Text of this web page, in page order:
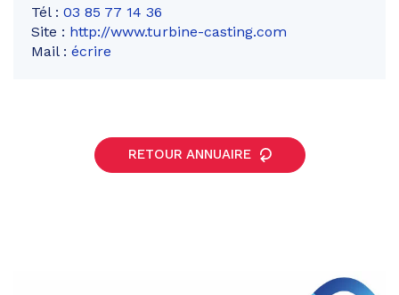
Tél : 03 85 77 14 36
Site : http://www.turbine-casting.com
Mail : écrire
RETOUR ANNUAIRE